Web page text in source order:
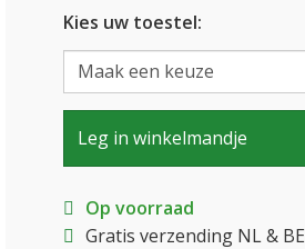
Kies uw toestel:
Leg in winkelmandje
Op voorraad
Gratis verzending NL & BE